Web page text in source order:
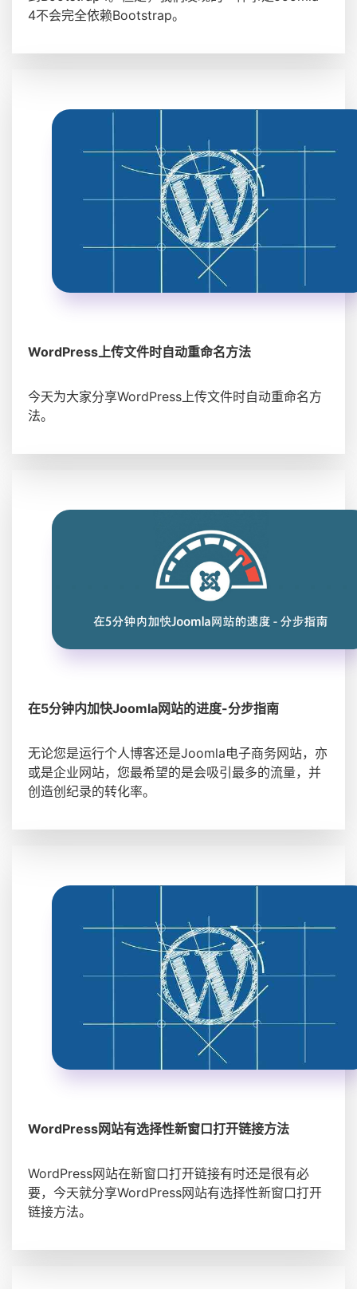
4不会完全依赖Bootstrap。
WordPress上传文件时自动重命名方法
今天为大家分享WordPress上传文件时自动重命名方
法。
在5分钟内加快Joomla网站的进度-分步指南
无论您是运行个人博客还是Joomla电子商务网站，亦
或是企业网站，您最希望的是会吸引最多的流量，并
创造创纪录的转化率。
WordPress网站有选择性新窗口打开链接方法
WordPress网站在新窗口打开链接有时还是很有必
要，今天就分享WordPress网站有选择性新窗口打开
链接方法。